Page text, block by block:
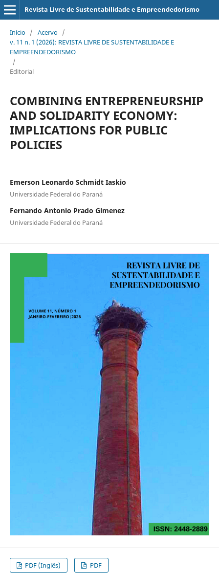
Revista Livre de Sustentabilidade e Empreendedorismo
Início / Acervo /
v. 11 n. 1 (2026): REVISTA LIVRE DE SUSTENTABILIDADE E
EMPREENDEDORISMO
/
Editorial
COMBINING ENTREPRENEURSHIP
AND SOLIDARITY ECONOMY:
IMPLICATIONS FOR PUBLIC
POLICIES
Emerson Leonardo Schmidt Iaskio
Universidade Federal do Paraná
Fernando Antonio Prado Gimenez
Universidade Federal do Paraná
PDF (Inglês) PDF